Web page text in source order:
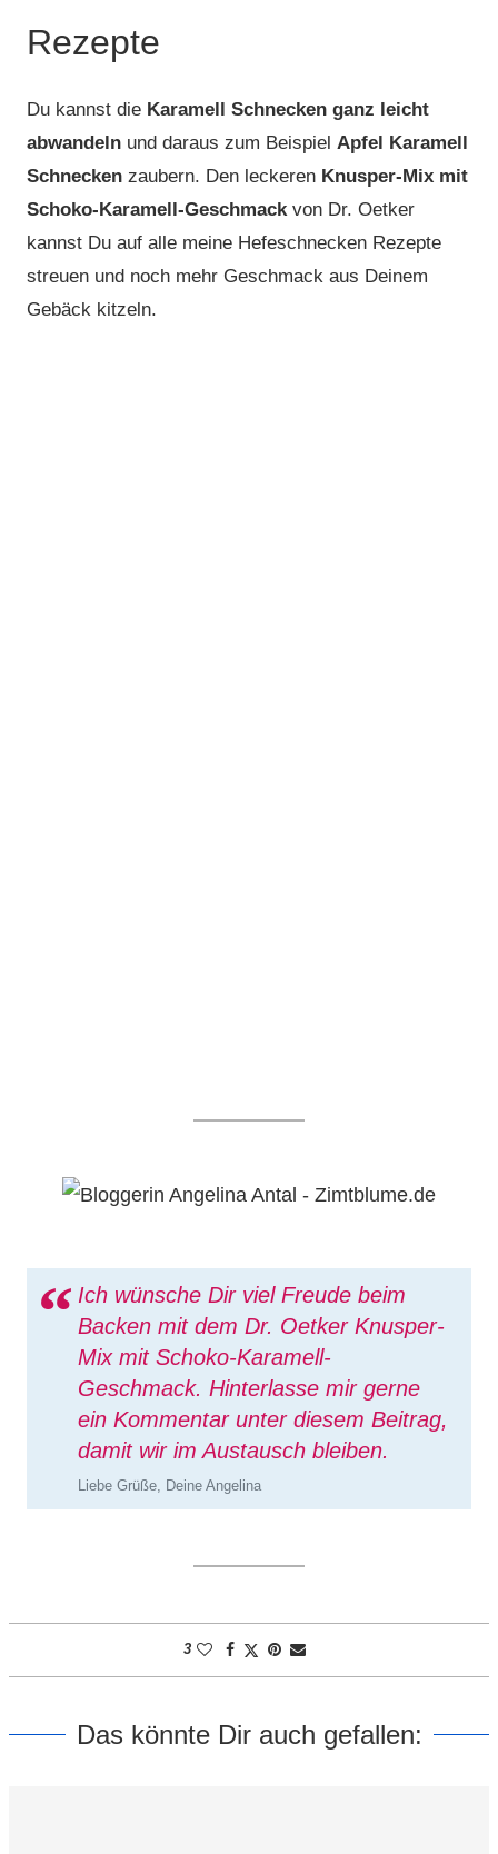
Rezepte
Du kannst die Karamell Schnecken ganz leicht
abwandeln und daraus zum Beispiel Apfel Karamell
Schnecken zaubern. Den leckeren Knusper-Mix mit
Schoko-Karamell-Geschmackvon Dr. Oetker
kannst Du auf alle meine Hefeschnecken Rezepte
streuen und noch mehr Geschmack aus Deinem
Gebäck kitzeln.
Ich wünsche Dir viel Freude beim
Backen mit dem Dr. Oetker Knusper-
Mix mit Schoko-Karamell-
Geschmack. Hinterlasse mir gerne
ein Kommentar unter diesem Beitrag,
damit wir im Austausch bleiben.
Liebe Grüße, Deine Angelina
3
Das könnte Dir auch gefallen: